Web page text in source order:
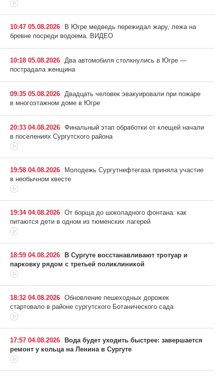
10:47 05.08.2026
В Югре медведь пережидал жару, лежа на
бревне посреди водоема. ВИДЕО
10:18 05.08.2026
Два автомобиля столкнулись в Югре —
пострадала женщина
09:35 05.08.2026
Двадцать человек эвакуировали при пожаре
в многоэтажном доме в Югре
20:33 04.08.2026 Финальный этап обработки от клещей начали
в поселениях Сургутского района
19:58 04.08.2026
Молодежь Сургутнефтегаза приняла участие
в необычном квесте
19:34 04.08.2026 От борща до шоколадного фонтана: как
питаются дети в одном из тюменских лагерей
18:59 04.08.2026 В Сургуте восстанавливают тротуар и
парковку рядом с третьей поликлиникой
18:32 04.08.2026 Обновление пешеходных дорожек
стартовало в районе сургутского Ботанического сада
17:57 04.08.2026 Вода будет уходить быстрее: завершается
ремонт у кольца на Ленина в Сургуте